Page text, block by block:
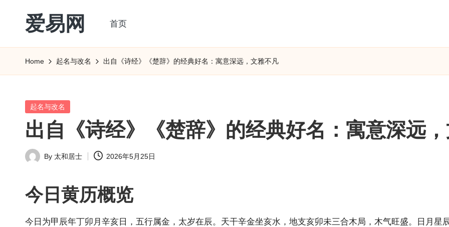
爱易网
历
阳
转
农
历
历
询
_2ebc.com
首页
Home 起名与改名 出自《诗经》《楚辞》的经典好名：寓意深远，文雅不凡
Posted
起名与改名
出自《诗经》《楚辞》的经典好名：寓意深远
Posted
By 太和居士 2026年5月25日
今日 黄历概览
今日为甲辰年丁卯月辛亥日，五行属金，太岁在辰。天干辛金坐亥水，地支亥卯未三合木局，木气旺盛。日月